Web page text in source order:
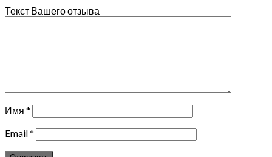
Текст Вашего отзыва
Имя *
Email*